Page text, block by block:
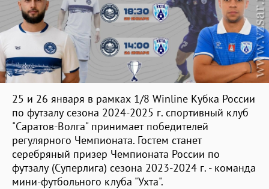
25 и 26 января в рамках 1/8 Winline Кубка России
по футзалу сезона 2024-2025 г. спортивный клуб
"Саратов-Волга" принимает победителей
регулярного Чемпионата. Гостем станет
серебряный призер Чемпионата России по
футзалу (Суперлига) сезона 2023-2024 г. - команда
мини-футбольного клуба "Ухта".